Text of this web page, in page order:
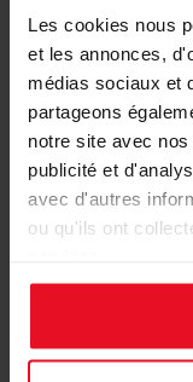
Les cookies nous
et les annonces,
médias sociaux et
partageons
notre site avec
publicité et
avec d'autres
ou qu'ils ont
Carte de fin
2025
1,78 €